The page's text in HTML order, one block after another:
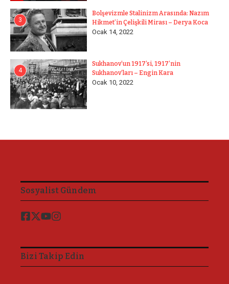
3
Bolşevizmle Stalinizm Arasında: Nazım
Hikmet’in Çelişkili Mirası – Derya Koca
Ocak 14, 2022
4
Sukhanov’un 1917’si, 1917’nin
Sukhanov’ları – Engin Kara
Ocak 10, 2022
Sosyalist Gündem
Bizi Takip Edin